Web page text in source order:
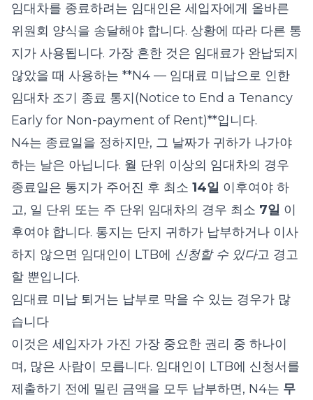
임대차를 종료하려는 임대인은 세입자에게 올바른
위원회 양식을 송달해야 합니다. 상황에 따라 다른 통
지가 사용됩니다. 가장 흔한 것은 임대료가 완납되지
않았을 때 사용하는 **N4 — 임대료 미납으로 인한
임대차 조기 종료 통지(Notice to End a Tenancy
Early for Non-payment of Rent)**입니다.
N4는 종료일을 정하지만, 그 날짜가 귀하가 나가야
하는 날은 아닙니다. 월 단위 이상의 임대차의 경우
종료일은 통지가 주어진 후 최소 14일 이후여야 하
고, 일 단위 또는 주 단위 임대차의 경우 최소 7일 이
후여야 합니다. 통지는 단지 귀하가 납부하거나 이사
하지 않으면 임대인이 LTB에 신청할 수 있다고 경고
할 뿐입니다.
임대료 미납 퇴거는 납부로 막을 수 있는 경우가 많
습니다
이것은 세입자가 가진 가장 중요한 권리 중 하나이
며, 많은 사람이 모릅니다. 임대인이 LTB에 신청서를
제출하기 전에 밀린 금액을 모두 납부하면, N4는 무